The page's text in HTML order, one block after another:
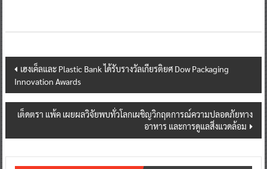
Post
navigation
เฮงเค็ลและ Plastic Bank ได้รับรางวัลเกียรติยศ Dow Packaging
Innovation Awards
เต็ดตรา แพ้ค เผยผลวิจัยพบทั่วโลกเผชิญวิกฤตการณ์ความปลอดภัยทาง
อาหาร และการดูแลสิ่งแวดล้อม